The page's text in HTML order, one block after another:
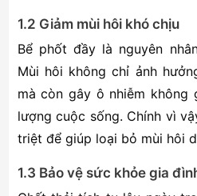
1.2 Giảm mùi hôi khó chịu
Bể phốt đầy là nguyên
Mùi hôi không chỉ ảnh
mà còn gây ô nhiễm không
lượng cuộc sống. Chính vì
triệt để giúp loại bỏ mùi hôi
1.3 Bảo vệ sức khỏe gia